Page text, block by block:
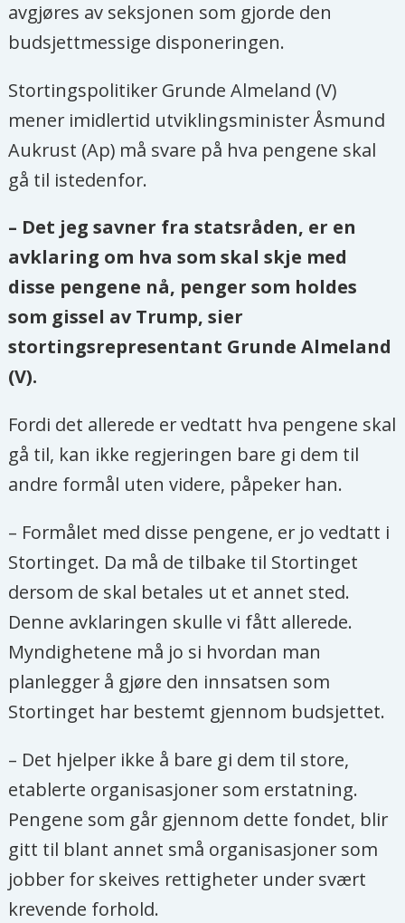
avgjøres av seksjonen som gjorde den
budsjettmessige disponeringen.
Stortingspolitiker Grunde Almeland (V)
mener imidlertid utviklingsminister Åsmund
Aukrust (Ap) må svare på hva pengene skal
gå til istedenfor.
– Det jeg savner fra statsråden, er en
avklaring om hva som skal skje med
disse pengene nå, penger som holdes
som gissel av Trump, sier
stortingsrepresentant Grunde Almeland
(V).
Fordi det allerede er vedtatt hva pengene skal
gå til, kan ikke regjeringen bare gi dem til
andre formål uten videre, påpeker han.
– Formålet med disse pengene, er jo vedtatt i
Stortinget. Da må de tilbake til Stortinget
dersom de skal betales ut et annet sted.
Denne avklaringen skulle vi fått allerede.
Myndighetene må jo si hvordan man
planlegger å gjøre den innsatsen som
Stortinget har bestemt gjennom budsjettet.
– Det hjelper ikke å bare gi dem til store,
etablerte organisasjoner som erstatning.
Pengene som går gjennom dette fondet, blir
gitt til blant annet små organisasjoner som
jobber for skeives rettigheter under svært
krevende forhold.